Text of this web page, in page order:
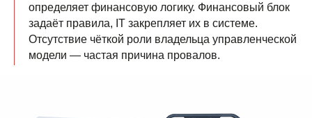
определяет финансовую логику. Финансовый блок
задаёт правила, IT закрепляет их в системе.
Отсутствие чёткой роли владельца управленческой
модели — частая причина провалов.